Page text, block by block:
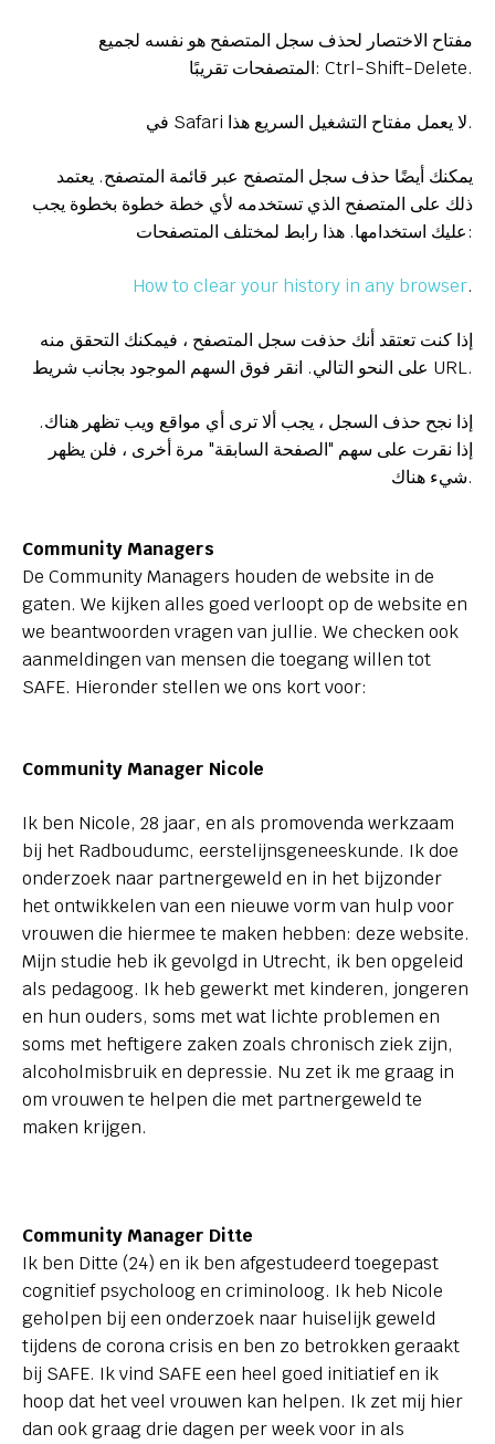
مفتاح الاختصار لحذف سجل المتصفح هو نفسه لجميع
المتصفحات تقريبًا: Ctrl-Shift-Delete.
في Safari لا يعمل مفتاح التشغيل السريع هذا.
ذلك على المتصفح الذي تستخدمه لأي خطة خطوة بخطوة يجب
عليك استخدامها. هذا رابط لمختلف المتصفحات:
How to clear your history in any browser.
إذا كنت تعتقد أنك حذفت سجل المتصفح ، فيمكنك التحقق منه
على النحو التالي. انقر فوق السهم الموجود بجانب شريط URL.
إذا نقرت على سهم "الصفحة السابقة" مرة أخرى ، فلن يظهر
شيء هناك.
Community Managers
De Community Managers houden de website in de
gaten. We kijken alles goed verloopt op de website en
we beantwoorden vragen van jullie. We checken ook
aanmeldingen van mensen die toegang willen tot
SAFE. Hieronder stellen we ons kort voor:
Community Manager Nicole
Ik ben Nicole, 28 jaar, en als promovenda werkzaam
bij het Radboudumc, eerstelijnsgeneeskunde. Ik doe
onderzoek naar partnergeweld en in het bijzonder
het ontwikkelen van een nieuwe vorm van hulp voor
vrouwen die hiermee te maken hebben: deze website.
Mijn studie heb ik gevolgd in Utrecht, ik ben opgeleid
als pedagoog. Ik heb gewerkt met kinderen, jongeren
en hun ouders, soms met wat lichte problemen en
soms met heftigere zaken zoals chronisch ziek zijn,
alcoholmisbruik en depressie. Nu zet ik me graag in
om vrouwen te helpen die met partnergeweld te
maken krijgen.
Community Manager Ditte
Ik ben Ditte (24) en ik ben afgestudeerd toegepast
cognitief psycholoog en criminoloog. Ik heb Nicole
geholpen bij een onderzoek naar huiselijk geweld
tijdens de corona crisis en ben zo betrokken geraakt
bij SAFE. Ik vind SAFE een heel goed initiatief en ik
hoop dat het veel vrouwen kan helpen. Ik zet mij hier
dan ook graag drie dagen per week voor in als